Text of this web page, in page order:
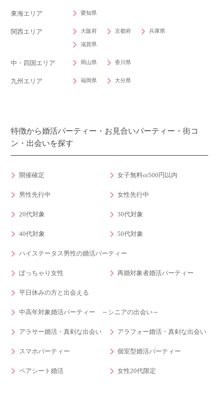
東海エリア 愛知県
関西エリア 大阪府 京都府 兵庫県
滋賀県
中・四国エリア 岡山県 香川県
九州エリア 福岡県 大分県
特徴から婚活パーティー・お見合いパーティー・街コ
ン・出会いを探す
開催確定 女子無料or500円以内
男性先行中 女性先行中
20代対象 30代対象
40代対象 50代対象
ハイステータス男性の婚活パーティー
ぽっちゃり女性 再婚対象者婚活パーティー
平日休みの方と出会える
中高年対象婚活パーティー ～シニアの出会い～
アラサー婚活・真剣な出会い アラフォー婚活・真剣な出会い
スマホパーティー 個室型婚活パーティー
ペアシート婚活 女性20代限定